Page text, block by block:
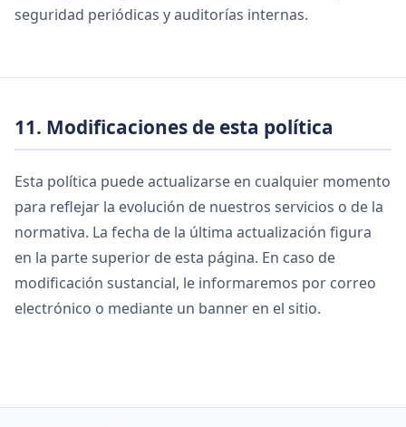
seguridad periódicas y auditorías internas.
11. Modificaciones de esta política
Esta política puede actualizarse en cualquier momento
para reflejar la evolución de nuestros servicios o de la
normativa. La fecha de la última actualización figura
en la parte superior de esta página. En caso de
modificación sustancial, le informaremos por correo
electrónico o mediante un banner en el sitio.